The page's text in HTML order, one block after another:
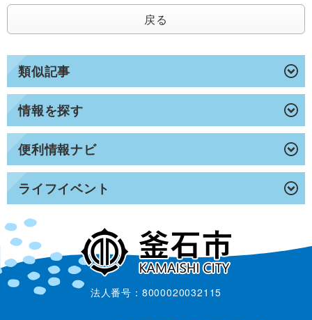
類似記事
情報を探す
便利情報ナビ
ライフイベント
戻る
法人番号：8000020032115